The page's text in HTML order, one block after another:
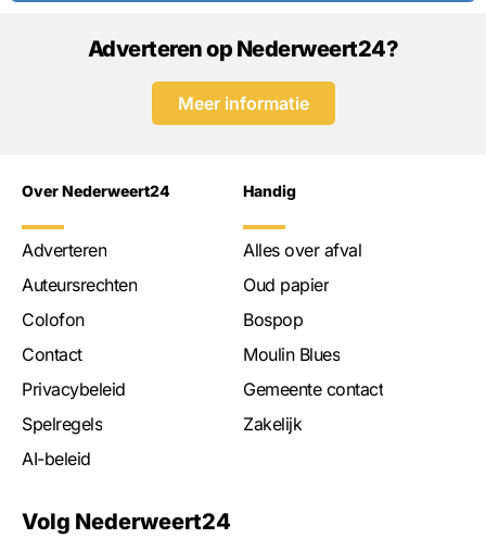
Adverteren op Nederweert24?
Meer informatie
Over Nederweert24
Adverteren
Auteursrechten
Colofon
Contact
Privacybeleid
Spelregels
AI-beleid
Handig
Alles over afval
Oud papier
Bospop
Moulin Blues
Gemeente contact
Zakelijk
Volg Nederweert24